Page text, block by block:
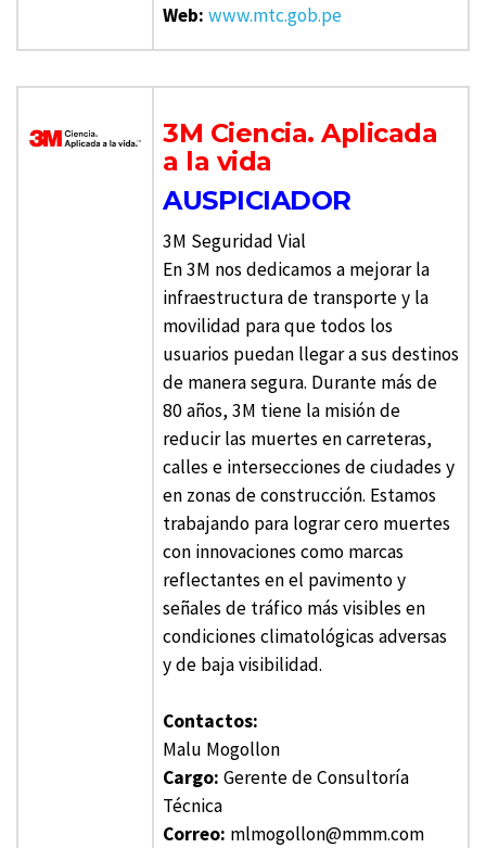
Web: www.mtc.gob.pe
3M Ciencia. Aplicada
a la vida
AUSPICIADOR
3M Seguridad Vial
En 3M nos dedicamos a mejorar la
infraestructura de transporte y la
movilidad para que todos los
usuarios puedan llegar a sus destinos
de manera segura. Durante más de
80 años, 3M tiene la misión de
reducir las muertes en carreteras,
calles e intersecciones de ciudades y
en zonas de construcción. Estamos
trabajando para lograr cero muertes
con innovaciones como marcas
reflectantes en el pavimento y
señales de tráfico más visibles en
condiciones climatológicas adversas
y de baja visibilidad.
Contactos:
Malu Mogollon
Cargo: Gerente de Consultoría
Técnica
Correo: mlmogollon@mmm.com